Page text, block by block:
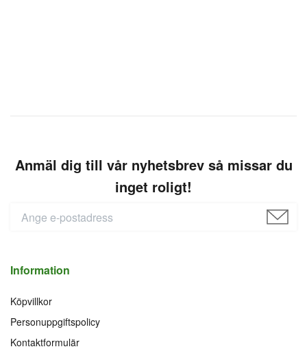
Anmäl dig till vår nyhetsbrev så missar du
inget roligt!
Information
Köpvillkor
Personuppgiftspolicy
Kontaktformulär